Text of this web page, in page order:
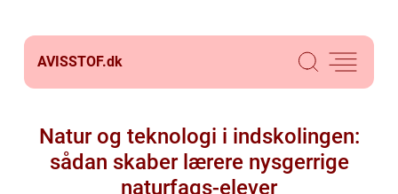
AVISSTOF.dk
Natur og teknologi i indskolingen:
sådan skaber lærere nysgerrige
naturfags-elever